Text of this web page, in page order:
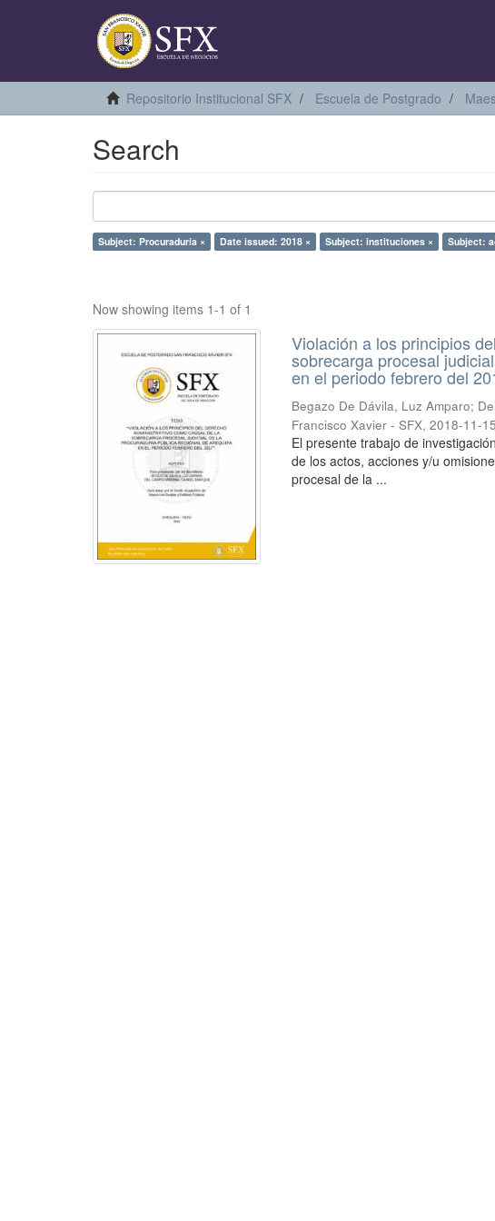
Repositorio Institucional SFX Escuela de Postgrado
Search
Subject: Procuraduría × Date issued: 2018 × Subject: instituciones × Subject:
Now showing items 1-1 of 1
Violación a los principios
sobrecarga procesal
en el periodo febrero del
Begazo De Dávila, Luz Amparo;
Francisco Xavier - SFX,2018-11-
El presente trabajo de
de los actos, acciones y/u
procesal de la ...